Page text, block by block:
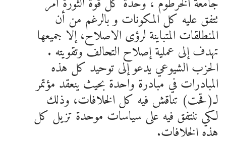
تتفق عليه كل المكونات و بالرغم من أن
المنطلقات المتباينة لرؤى الاصلاح، إلا جميعها
تهدف إلى عملية إصلاح التحالف وتقويته .
الحزب الشيوعي يدعو إلى توحيد كل هذه
المبادرات في مبادرة واحدة بحيث ينعقد مؤتمر
لـ(قحت) تناقش فيه كل الخلافات، وذلك
لكي ننتفق فيه على سياسات موحدة تزيل كل
هذه الخلافات.